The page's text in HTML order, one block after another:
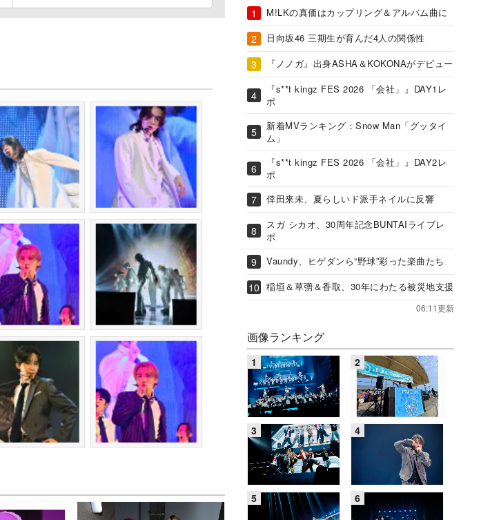
M!LKの真価はカップリング＆アルバム曲に
日向坂46 三期生が育んだ4人の関係性
『ノノガ』出身ASHA＆KOKONAがデビュー
『s**t kingz FES 2026 「会社」』DAY1レ
ポ
新着MVランキング：Snow Man「グッタイ
ム」
『s**t kingz FES 2026 「会社」』DAY2レ
ポ
倖田來未、夏らしいド派手ネイルに反響
スガ シカオ、30周年記念BUNTAIライブレ
ポ
Vaundy、ヒゲダンら“野球”彩った楽曲たち
稲垣＆草彅＆香取、30年にわたる被災地支援
06:11更新
画像ランキング